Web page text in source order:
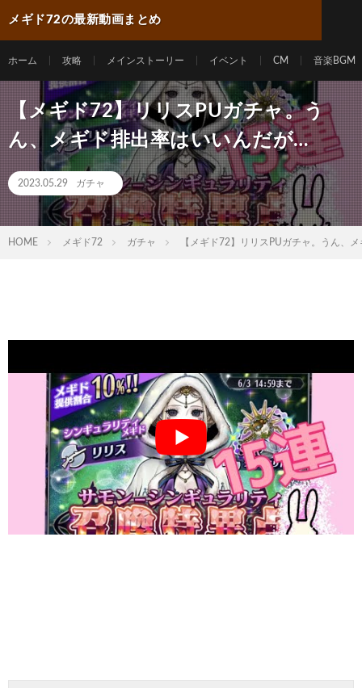
メギド72の最新動画まとめ
ホーム 攻略 メインストーリー イベント CM 音楽BGM
【メギド72】リリスPUガチャ。う
ん、メギド排出率はいいんだが…
2023.05.29 ガチャ
HOME メギド72 ガチャ 【メギド72】リリスPUガチャ。うん、